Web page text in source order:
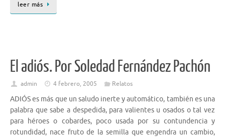
leer más
El adiós. Por Soledad Fernández Pachón
admin 4 febrero, 2005 Relatos
ADIÓS es más que un saludo inerte y automático, también es una
palabra que sabe a despedida, para valientes u osados o tal vez
para héroes o cobardes, poco usada por su contundencia y
rotundidad, nace fruto de la semilla que engendra un cambio,